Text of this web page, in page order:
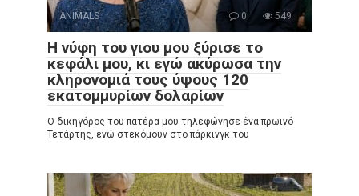
ANIMALS 0 549
Η νύφη του γιου μου ξύρισε το
κεφάλι μου, κι εγώ ακύρωσα την
κληρονομιά τους ύψους 120
εκατομμυρίων δολαρίων
Ο δικηγόρος του πατέρα μου τηλεφώνησε ένα πρωινό
Τετάρτης, ενώ στεκόμουν στο πάρκινγκ του